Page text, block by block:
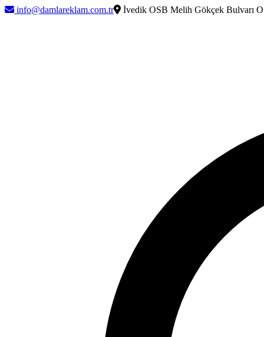
info@damlareklam.com.tr İvedik OSB Melih Gökçek Bulvarı